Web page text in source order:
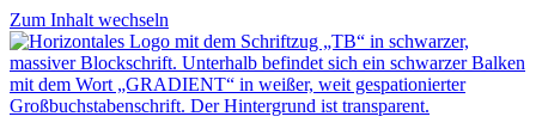
Zum Inhalt wechseln